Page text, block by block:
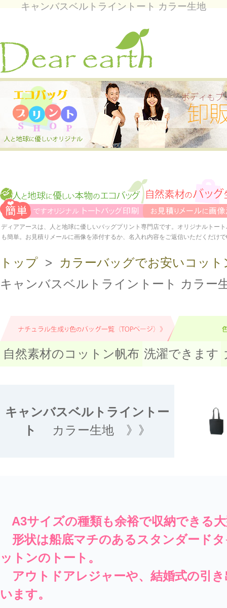
キャンバスベルトライントート カラー生地
ディアアースは、人と地球に優しいバッグプリント専門店です。オリジナルトー
も簡単。お見積りメールに画像を添付するか、名入れ内容をご返信いただくだけ
トップ >
カラーバッグでお安いコッ
キャンバスベルトライントート カラー
自然素材のコットン帆布 洗濯できます
キャンバスベルトライントー
ト
カラー生地 》》
A3サイズの種類も余裕で収納できる
形状は船底マチのあるスタンダード
ットンのトート。
アウトドアレジャーや、結婚式の引
います。